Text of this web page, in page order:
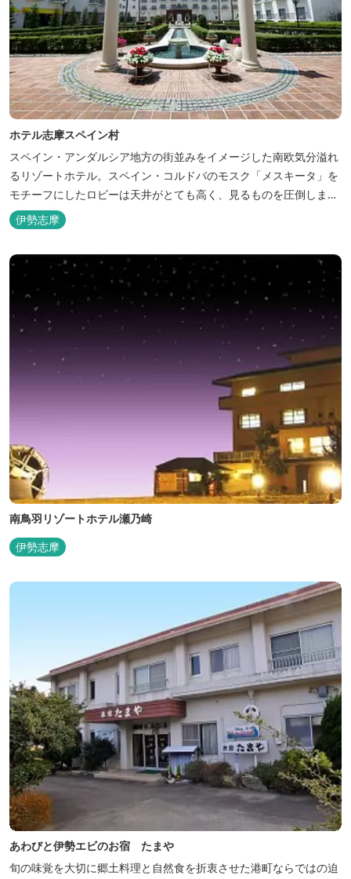
ホテル志摩スペイン村
スペイン・アンダルシア地方の街並みをイメージした南欧気分溢れ
るリゾートホテル。スペイン・コルドバのモスク「メスキータ」を
モチーフにしたロビーは天井がとても高く、見るものを圧倒しま
す。客室棟にある中庭もコルドバ、セビリア、グラナダの街を再現
しており、ホテル内を散策するだけでも異国感を満喫できます。 ス
クタールーム、最大6名様まで...
伊勢志摩
南鳥羽リゾートホテル瀬乃崎
伊勢志摩
あわびと伊勢エビのお宿 たまや
旬の味覚を大切に郷土料理と自然食を折衷させた港町ならではの迫